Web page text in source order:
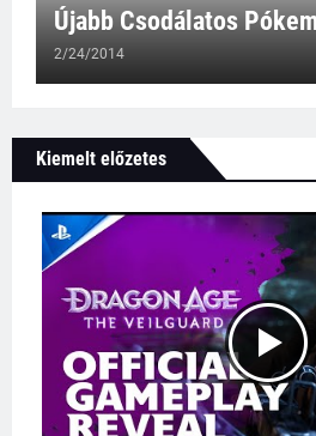
Újabb Csodálatos
2/24/2014
Kiemelt előzetes